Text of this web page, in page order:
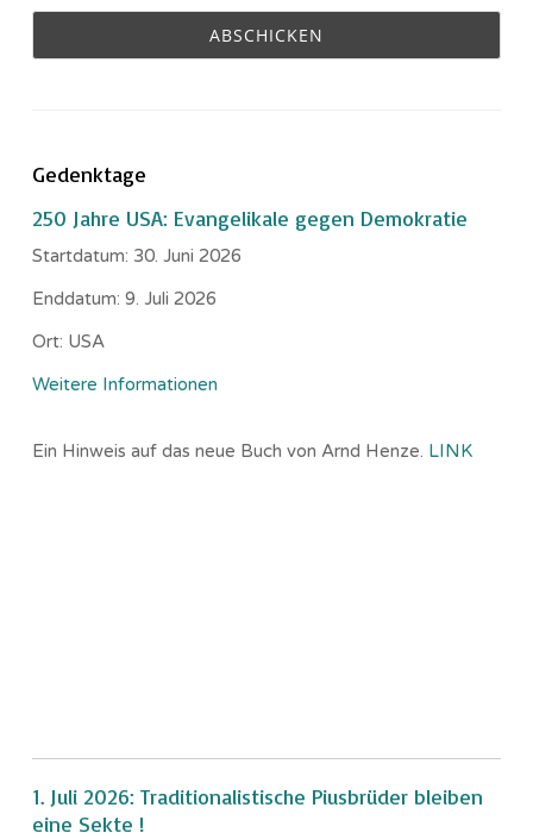
Gedenktage
250 Jahre USA: Evangelikale gegen Demokratie
Startdatum: 30. Juni 2026
Enddatum: 9. Juli 2026
Ort: USA
Weitere Informationen
Ein Hinweis auf das neue Buch von Arnd Henze. LINK
1. Juli 2026: Traditionalistische Piusbrüder bleiben
eine Sekte !